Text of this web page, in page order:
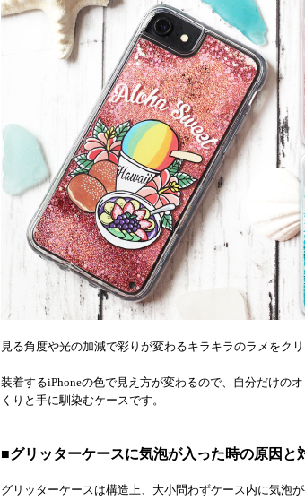
見る角度や光の加減で彩りが変わるキラキラのラメをク
装着するiPhoneの色で見え方が変わるので、自分だけの
くりと手に馴染むケースです。
■グリッターケースに気泡が入った時の原因と
グリッターケースは構造上、大小問わずケース内に気泡